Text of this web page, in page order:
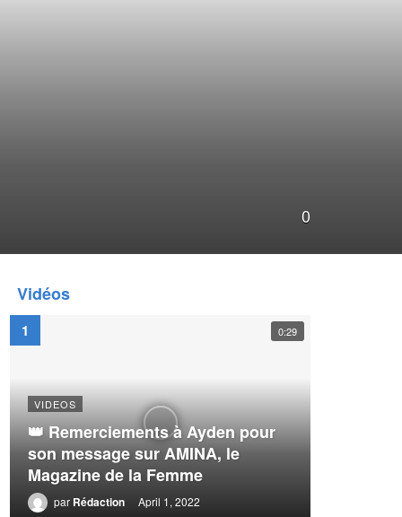
0
Vidéos
0:29
VIDEOS
👑 Remerciements à Ayden pour
son message sur AMINA, le
Magazine de la Femme
par Rédaction April 1, 2022